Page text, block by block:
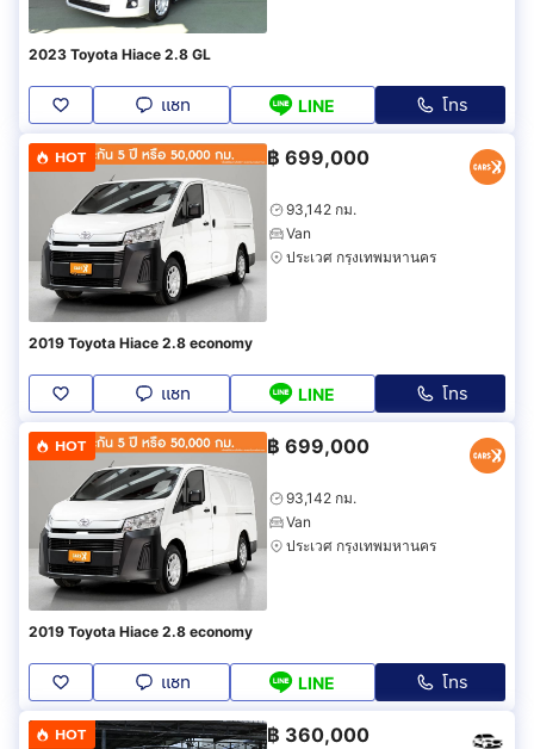
2023 Toyota Hiace 2.8 GL
แชท LINE โทร
HOT ฿ 699,000
93,142 กม.
Van
ประเวศ กรุงเทพมหานคร
2019 Toyota Hiace 2.8 economy
แชท LINE โทร
HOT ฿ 699,000
93,142 กม.
Van
ประเวศ กรุงเทพมหานคร
2019 Toyota Hiace 2.8 economy
แชท LINE โทร
HOT ฿ 360,000